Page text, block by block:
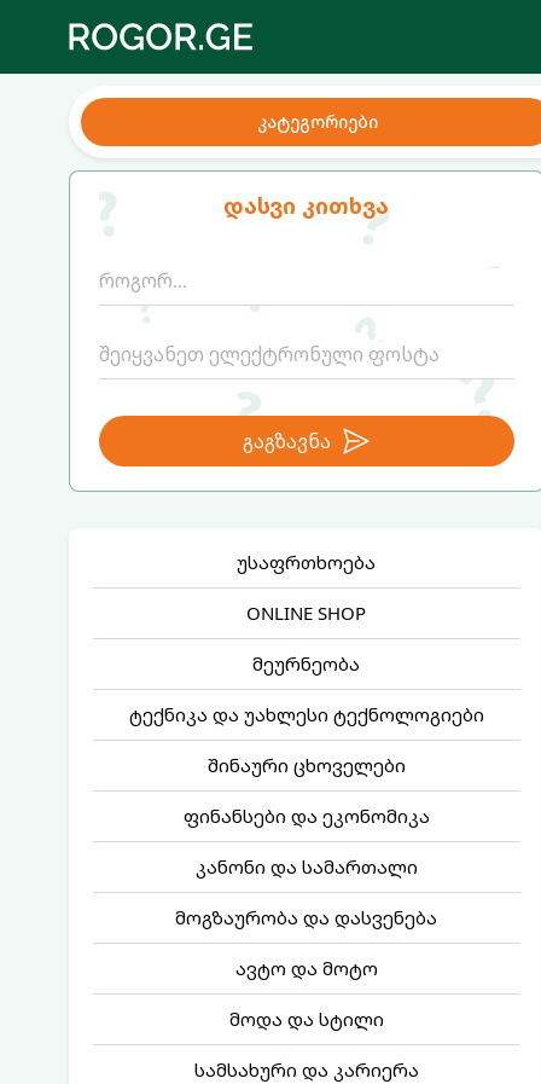
კატეგორიები
დასვი კითხვა
გაგზავნა
უსაფრთხოება
ONLINE SHOP
მეურნეობა
ტექნიკა და უახლესი ტექნოლოგიები
შინაური ცხოველები
ფინანსები და ეკონომიკა
კანონი და სამართალი
მოგზაურობა და დასვენება
ავტო და მოტო
მოდა და სტილი
სამსახური და კარიერა